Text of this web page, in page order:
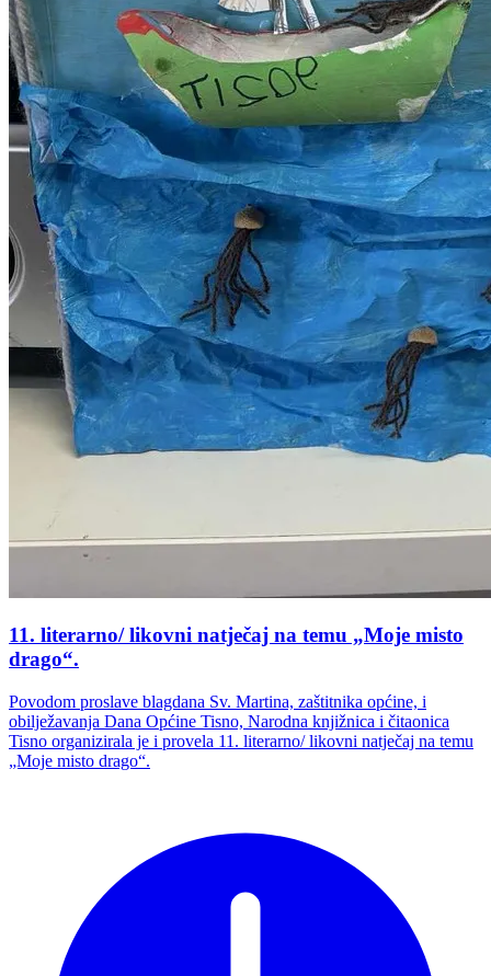
11. literarno/ likovni natječaj na temu „Moje misto
drago“.
Povodom proslave blagdana Sv. Martina, zaštitnika općine, i
obilježavanja Dana Općine Tisno, Narodna knjižnica i čitaonica
Tisno organizirala je i provela 11. literarno/ likovni natječaj na temu
„Moje misto drago“.